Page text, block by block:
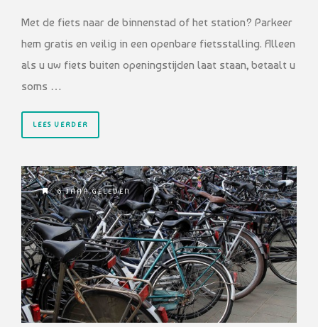
Met de fiets naar de binnenstad of het station? Parkeer
hem gratis en veilig in een openbare fietsstalling. Alleen
als u uw fiets buiten openingstijden laat staan, betaalt u
soms …
LEES VERDER
6 JAAR GELEDEN